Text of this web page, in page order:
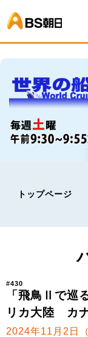
トップページ
#430
「飛鳥Ⅱで
リカ大陸 カ
2024年11月2日